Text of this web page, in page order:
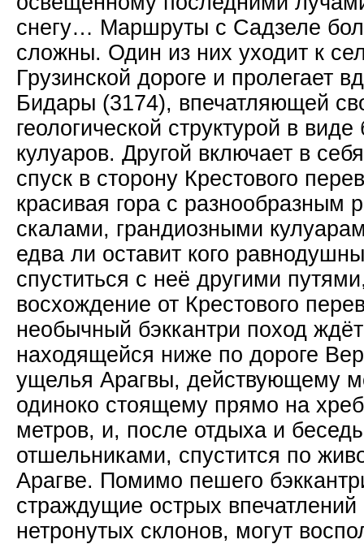
снегу… Маршруты с Садзеле
сложны. Один из них уходит к
Грузинской дороге и пролегает
Бидары (3174), впечатляющей
геологической структурой в
кулуаров. Другой включает в
спуск в сторону Крестового
красивая гора с
скалами, грандиозными
едва ли оставит кого
спуститься с неё другими
восхождение от Крестового
необычный бэккантри поход
находящейся ниже по дороге
ущелья Арагвы, действующему
одиноко стоящему прямо на
метров, и, после отдыха и
отшельниками, спустится по
Арагве. Помимо пешего
страждущие острых
нетронутых склонов, могут